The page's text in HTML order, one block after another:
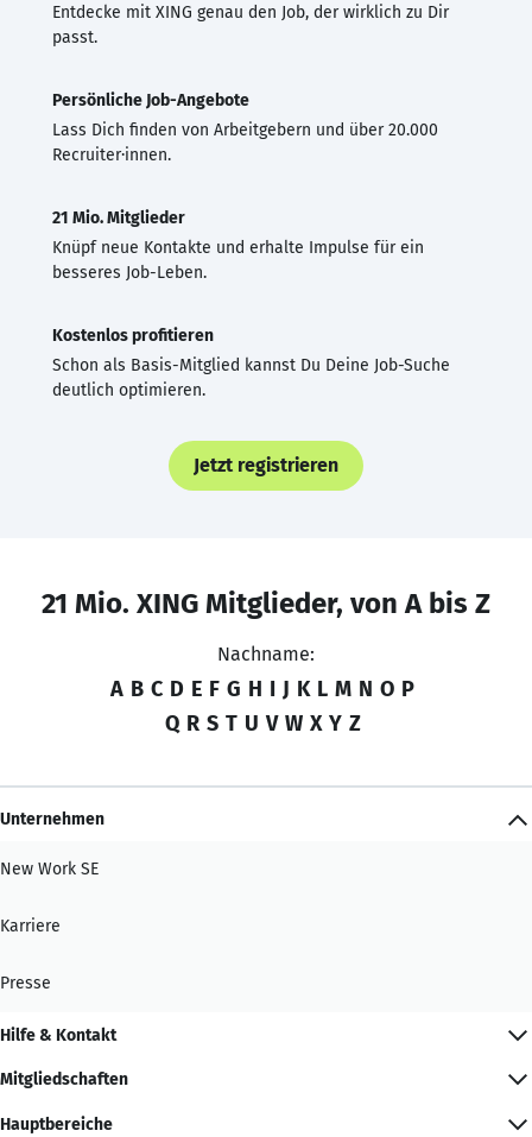
Entdecke mit XING genau den Job, der wirklich zu Dir
passt.
Persönliche Job-Angebote
Lass Dich finden von Arbeitgebern und über 20.000
Recruiter·innen.
21 Mio. Mitglieder
Knüpf neue Kontakte und erhalte Impulse für ein
besseres Job-Leben.
Kostenlos profitieren
Schon als Basis-Mitglied kannst Du Deine Job-Suche
deutlich optimieren.
Jetzt registrieren
21 Mio. XING Mitglieder, von A bis Z
Nachname:
A B C D E F G H I J K L M N O P
Q R S T U V W X Y Z
Unternehmen
New Work SE
Karriere
Presse
Hilfe & Kontakt
Mitgliedschaften
Hauptbereiche